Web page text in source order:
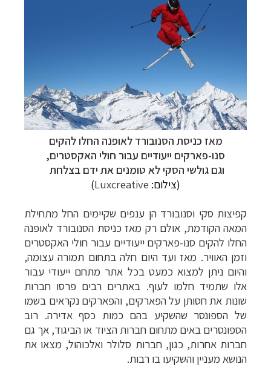
מאז כניסת הסנובורד לאופנה החלו להקים
סנו-פארקים ייעודיים עבור חולי האקסטרים,
וגם גולשי הסקי לא טומנים את ידם בצלחת
(צילום: Luxcreative
)
קפיצות סקי וסנובורד הן ענפים שקיימים החל מתחילת
המאה הקודמת, אולם רק מאז כניסת הסנובורד לאופנה
החלו להקים סנו-פארקים ייעודיים עבור חולי האקסטרים
וזמן האוויר. מאז ועד היום חלה בתחום תמורה עצומה,
והיום ניתן למצוא כמעט בכל אתר מתחם ייעודי עבור
אלו שתמיד חלמו לעוף. באתרים רבים פרסו חברות
שונות את חסותן על הפארקים, והפארקים נקראים בשמו
של הספונסר שהשקיע בהם כמות כסף אדירה. רוב
הספונסרים באים מתחום חברות הציוד או הביגוד, אך גם
חברות אחרות, כגון, חברות סלולר ואלכוהול, מצאו את
הנושא מעניין והשקיעו בו רבות.